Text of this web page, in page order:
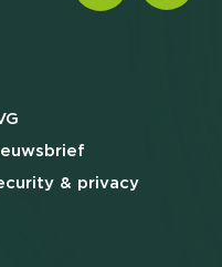
& privacy